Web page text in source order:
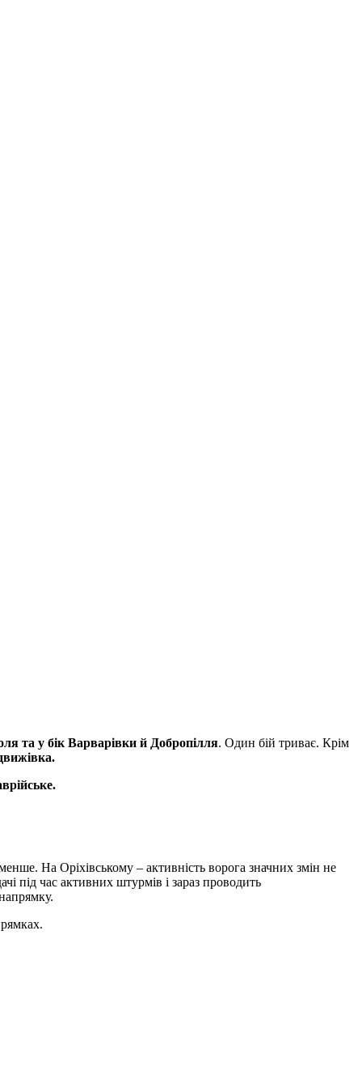
та у бік Варварівки й Добропілля. Один бій триває. Крім
На Оріхівському – активність ворога значних змін не
під час активних штурмів і зараз проводить